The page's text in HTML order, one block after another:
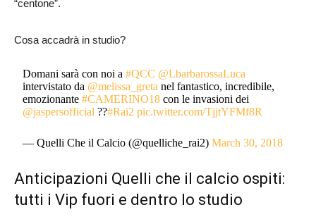
“centone”.
Cosa accadrà in studio?
Domani sarà con noi a#QCC @LbarbarossaLuca
intervistato da @melissa_greta nel fantastico, incredibile,
emozionante#CAMERINO18 con le invasioni dei
@jaspersofficial ??#Rai2 pic.twitter.com/TjjtYFMf8R
— Quelli Che il Calcio (@quelliche_rai2)March 30, 2018
Anticipazioni Quelli che il calcio ospiti:
tutti i Vip fuori e dentro lo studio